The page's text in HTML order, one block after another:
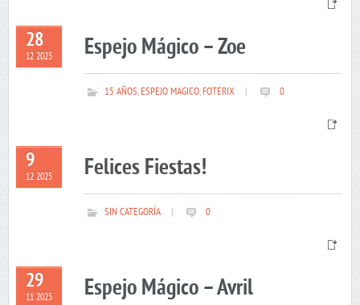
28
12 2025 Espejo Mágico – Zoe
15 AÑOS,ESPEJO MAGICO,FOTERIX 0
9
12 2025 Felices Fiestas!
SIN CATEGORÍA 0
29
11 2025 Espejo Mágico – Avril